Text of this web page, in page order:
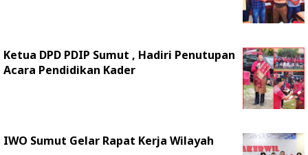
Ketua DPD PDIP Sumut , Hadiri Penutupan
Acara Pendidikan Kader
IWO Sumut Gelar Rapat Kerja Wilayah